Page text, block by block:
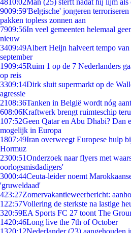
4810:02Man (25) sterft nadat hij lijm
9009:59'Belgische' jongeren
pakken topless zonnen aan
7909:56In veel gemeenten helemaal
nieuw
3409:49Albert Heijn halveert tempo
september
1909:45Ruim 1 op de 7 Nederlanders
op reis
3309:14Dirk sluit supermarkt op de
agressie
2108:36Tanken in België wordt nóg
608:06Kraftwerk brengt ruimteschip
107:52Geen Qatar en Abu Dhabi? Dan
mogelijk in Europa
1807:49Iran overweegt Europese hulp
Hormuz
2300:51Onderzoek naar flyers met
oorlogsmisdadigers'
3000:44Ceuta-leider noemt
'gruweldaad'
423:27Zomervakantieweerbericht:
1 22:57Vollering de sterkste na lastige
320:59EA Sports FC 27 toont The
1420:46Long live the 7th of October
1320:12Nederlander (23) aangehouden